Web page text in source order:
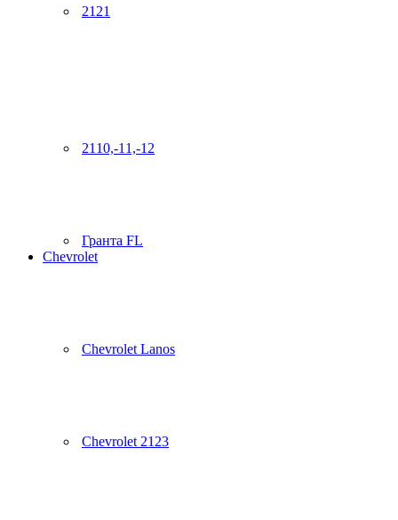
2121
2110,-11,-12
Гранта FL
Chevrolet
Chevrolet Lanos
Chevrolet 2123